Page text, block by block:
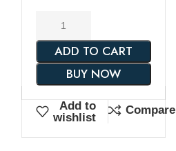
ADD TO CART
BUY NOW
Add to
wishlist
Compare